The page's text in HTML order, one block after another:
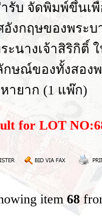
รับ จัดพิมพ์ขึ้นเ
อังกฤษของพระ
ะนางเจ้าสิริกิติ์
ษณ์ของทั้งสอง
ายาก (1 แพ๊ก)
for LOT
item68